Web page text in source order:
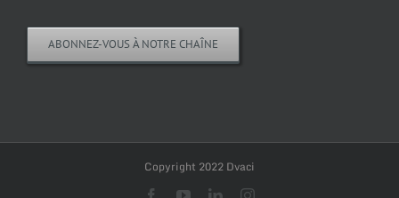
ABONNEZ-VOUS À NOTRE CHAÎNE
Copyright 2022 Dvaci
FacebookYouTubeLinkedInInstagram